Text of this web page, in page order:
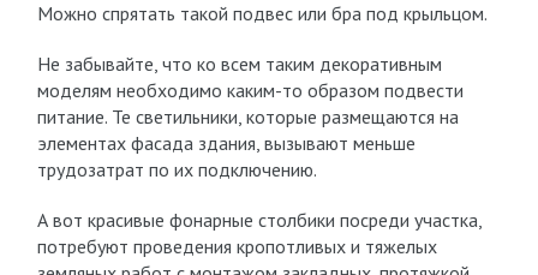
Можно спрятать такой подвес или бра под крыльцом.
Не забывайте, что ко всем таким декоративным
моделям необходимо каким-то образом подвести
питание. Те светильники, которые размещаются на
элементах фасада здания, вызывают меньше
трудозатрат по их подключению.
А вот красивые фонарные столбики посреди участка,
потребуют проведения кропотливых и тяжелых